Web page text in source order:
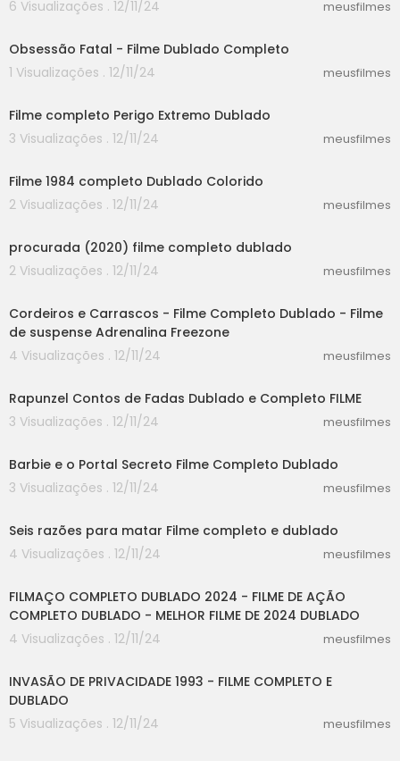
6 Visualizações . 12/11/24
meusfilmes
Obsessão Fatal - Filme Dublado Completo
1 Visualizações . 12/11/24
meusfilmes
Filme completo Perigo Extremo Dublado
3 Visualizações . 12/11/24
meusfilmes
Filme 1984 completo Dublado Colorido
2 Visualizações . 12/11/24
meusfilmes
procurada (2020) filme completo dublado
2 Visualizações . 12/11/24
meusfilmes
Cordeiros e Carrascos - Filme Completo Dublado - Filme
de suspense Adrenalina Freezone
4 Visualizações . 12/11/24
meusfilmes
Rapunzel Contos de Fadas Dublado e Completo FILME
3 Visualizações . 12/11/24
meusfilmes
Barbie e o Portal Secreto Filme Completo Dublado
3 Visualizações . 12/11/24
meusfilmes
Seis razões para matar Filme completo e dublado
4 Visualizações . 12/11/24
meusfilmes
FILMAÇO COMPLETO DUBLADO 2024 - FILME DE AÇÃO
COMPLETO DUBLADO - MELHOR FILME DE 2024 DUBLADO
4 Visualizações . 12/11/24
meusfilmes
INVASÃO DE PRIVACIDADE 1993 - FILME COMPLETO E
DUBLADO
5 Visualizações . 12/11/24
meusfilmes